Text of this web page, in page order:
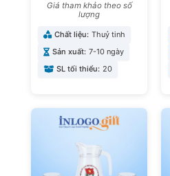
Giá tham khảo theo số
lượng
Chất liệu: Thuỷ tinh
Sản xuất: 7-10 ngày
SL tối thiểu: 20